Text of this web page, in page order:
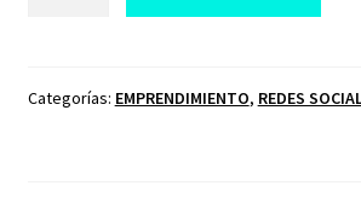
Y
Categorías: EMPRENDIMIENTO, REDES